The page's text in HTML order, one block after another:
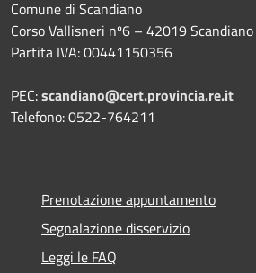
Comune di Scandiano
Corso Vallisneri nº6 – 42019
Partita IVA: 00441150356
PEC:scandiano@cert.provincia.re.it
Telefono: 0522-764211
Prenotazione appuntamento
Segnalazione disservizio
Leggi le FAQ